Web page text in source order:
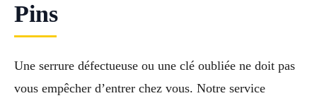
Pins
Une serrure défectueuse ou une clé oubliée ne doit pas
vous empêcher d’entrer chez vous. Notre service